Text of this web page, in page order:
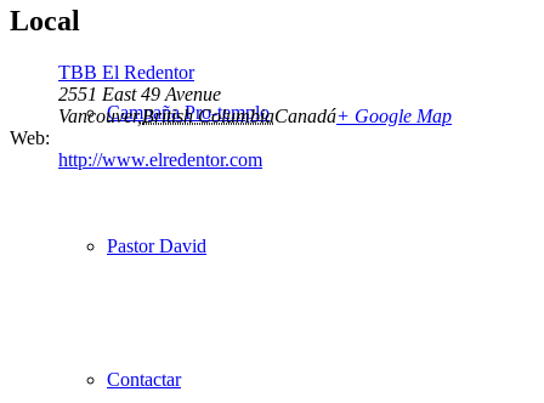
Campaña Pro-templo
Pastor David
Contactar
Local
TBB El Redentor
2551 East 49 Avenue
Vancouver,British ColumbiaCanadá+ Google Map
Web:
http://www.elredentor.com